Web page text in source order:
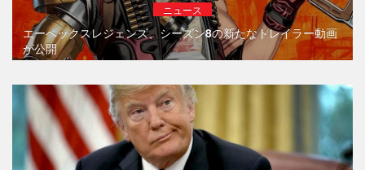
ニュース
エーペックスレジェンズ、シーズン8の新たなトレイラー動画
が公開